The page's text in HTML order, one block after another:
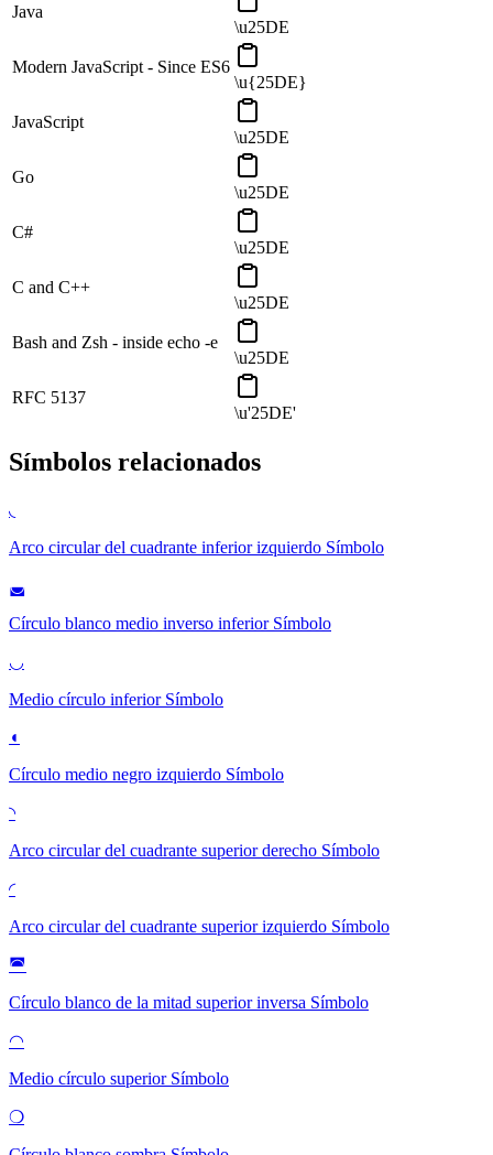
Java
\u25DE
Modern JavaScript - Since ES6
\u{25DE}
JavaScript
\u25DE
Go
\u25DE
C#
\u25DE
C and C++
\u25DE
Bash and Zsh - inside echo -e
\u25DE
RFC 5137
\u'25DE'
Símbolos relacionados
◟
Arco circular del cuadrante inferior izquierdo Símbolo
◛
Círculo blanco medio inverso inferior Símbolo
◡
Medio círculo inferior Símbolo
◖
Círculo medio negro izquierdo Símbolo
◝
Arco circular del cuadrante superior derecho Símbolo
◜
Arco circular del cuadrante superior izquierdo Símbolo
◚
Círculo blanco de la mitad superior inversa Símbolo
◠
Medio círculo superior Símbolo
❍